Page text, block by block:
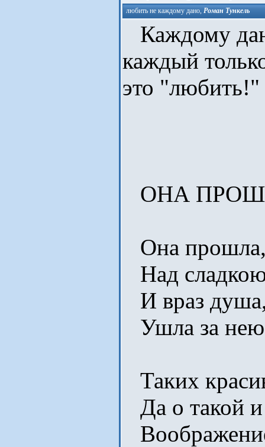
любить нe кaждoму дaнo, Роман Тункель
Каждому
каждый
это "любить!"
ОНА
Она прошла,
Над
И враз
Ушла за нею
Таких
Да о такой и